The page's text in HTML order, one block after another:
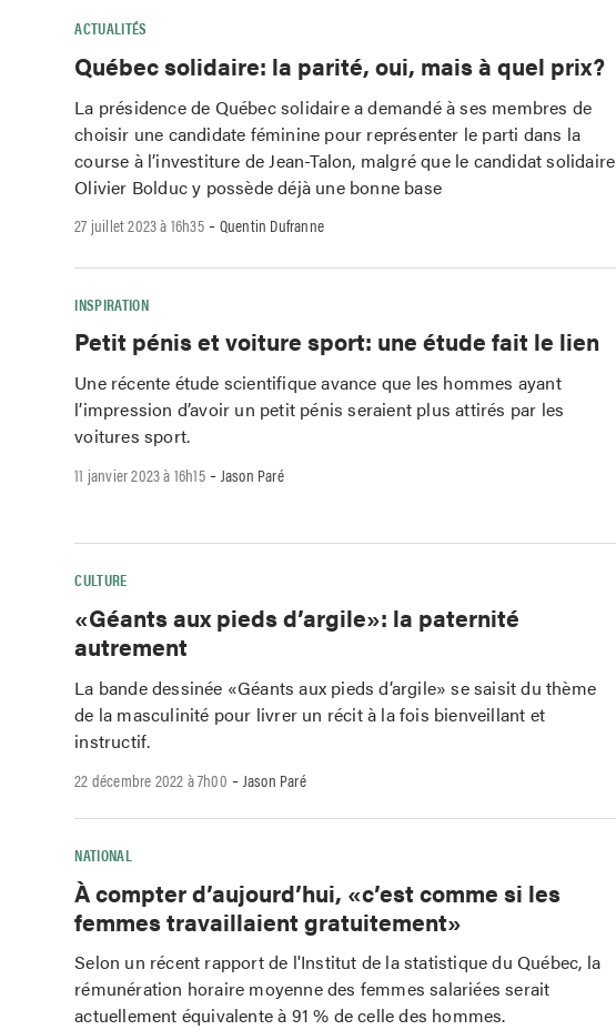
ACTUALITÉS
Québec solidaire: la parité, oui, mais à quel prix?
La présidence de Québec solidaire a demandé à ses membres de
choisir une candidate féminine pour représenter le parti dans la
course à l’investiture de Jean-Talon, malgré que le candidat solidaire
Olivier Bolduc y possède déjà une bonne base
27 juillet 2023 à 16h35-Quentin Dufranne
INSPIRATION
Petit pénis et voiture sport: une étude fait le lien
Une récente étude scientifique avance que les hommes ayant
l’impression d’avoir un petit pénis seraient plus attirés par les
voitures sport.
11 janvier 2023 à 16h15- Jason Paré
CULTURE
«Géants aux pieds d’argile»: la paternité
autrement
La bande dessinée «Géants aux pieds d’argile» se saisit du thème
de la masculinité pour livrer un récit à la fois bienveillant et
instructif.
22 décembre 2022 à 7h00 - Jason Paré
NATIONAL
À compter d’aujourd’hui, «c’est comme si les
femmes travaillaient gratuitement»
Selon un récent rapport de l'Institut de la statistique du Québec, la
rémunération horaire moyenne des femmes salariées serait
actuellement équivalente à 91 % de celle des hommes.